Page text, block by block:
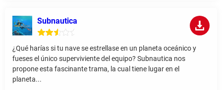
Subnautica
¿Qué harías si tu nave se estrellase en un planeta oceánico y
fueses el único superviviente del equipo? Subnautica nos
propone esta fascinante trama, la cual tiene lugar en el
planeta...